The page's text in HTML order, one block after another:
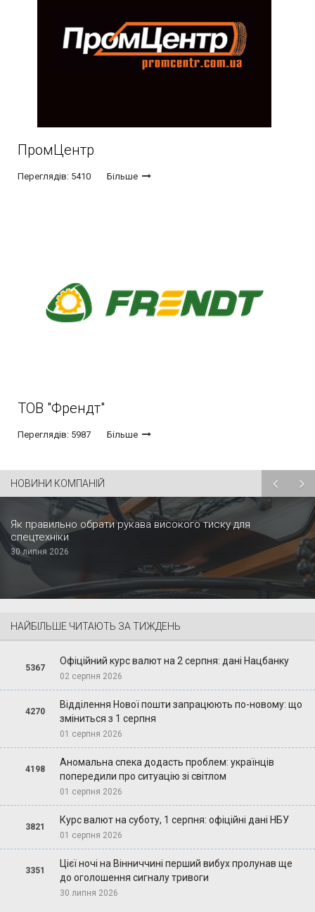
ПромЦентр
Переглядів: 5410 Більше
ТОВ "Френдт"
Переглядів: 5987 Більше
НОВИНИ КОМПАНІЙ
Як правильно обрати рукава високого тиску для
спецтехніки
30 липня 2026
НАЙБІЛЬШЕ ЧИТАЮТЬ ЗА ТИЖДЕНЬ
5367
Офіційний курс валют на 2 серпня: дані Нацбанку
02 серпня 2026
4270
Відділення Нової пошти запрацюють по-новому: що
зміниться з 1 серпня
01 серпня 2026
4198
Аномальна спека додасть проблем: українців
попередили про ситуацію зі світлом
01 серпня 2026
3821
Курс валют на суботу, 1 серпня: офіційні дані НБУ
01 серпня 2026
3351
Цієї ночі на Вінниччині перший вибух пролунав ще
до оголошення сигналу тривоги
30 липня 2026